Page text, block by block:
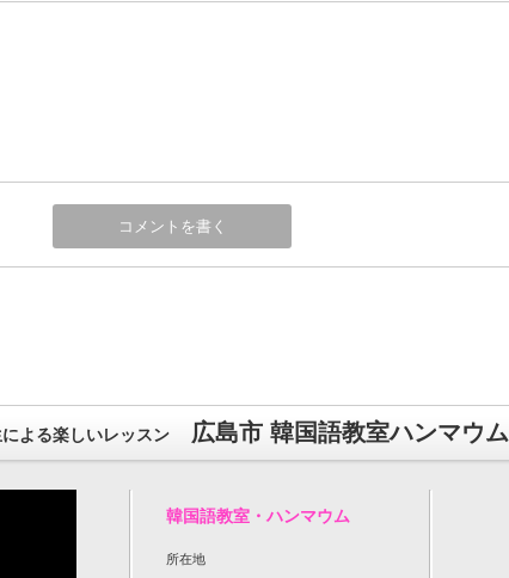
よる楽しいレッスン 広島市 韓国語教室ハンマウム
韓国語教室・ハンマウム
所在地